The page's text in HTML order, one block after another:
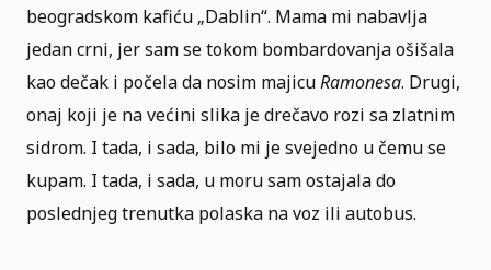
beogradskom kafiću „Dablin“. Mama mi nabavlja
jedan crni, jer sam se tokom bombardovanja ošišala
kao dečak i počela da nosim majicuRamonesa. Drugi,
onaj koji je na većini slika je drečavo rozi sa zlatnim
sidrom. I tada, i sada, bilo mi je svejedno u čemu se
kupam. I tada, i sada, u moru sam ostajala do
poslednjeg trenutka polaska na voz ili autobus.